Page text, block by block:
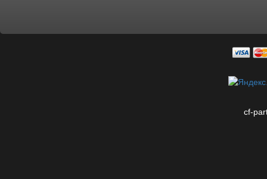
cf-